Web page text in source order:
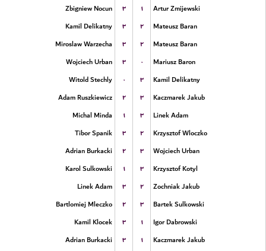
Zbigniew Nocun
۳ ۱
Artur Zmijewski
Kamil Delikatny
۳ ۲
Mateusz Baran
Miroslaw Warzecha
۳ ۲
Mateusz Baran
Wojciech Urban
۳ ۰
Mariusz Baron
Witold Stechly
۰ ۳
Kamil Delikatny
Adam Ruszkiewicz
۲ ۳
Kaczmarek Jakub
Michal Minda
۱ ۳
Linek Adam
Tibor Spanik
۳ ۲
Krzysztof Wloczko
Adrian Burkacki
۲ ۳
Wojciech Urban
Karol Sulkowski
۱ ۳
Krzysztof Kotyl
Linek Adam
۳ ۲
Zochniak Jakub
Bartlomiej Mleczko
۲ ۳
Bartek Sulkowski
Kamil Klocek
۳ ۱
Igor Dabrowski
Adrian Burkacki
۳ ۱
Kaczmarek Jakub